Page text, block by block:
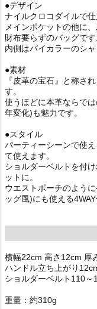
●デザイン
ナイルクロコダイルで仕
メインポケットの他に
財布要らずのバッグです
内側はバイカラーのシ
●素材
『皮革の宝石』と称さ
す。
使うほどに本革ならで
年変化)も魅力です。
●スタイル
パーティーシーンで使
て使えます。
ショルダーベルトを付
ットに。
ウエストポーチのよう
ッグ風)にも使える4WAY
横幅22cm 高さ12cm 厚
ハンドル立ち上がり
ショルダーベルト110～
重量：約310g